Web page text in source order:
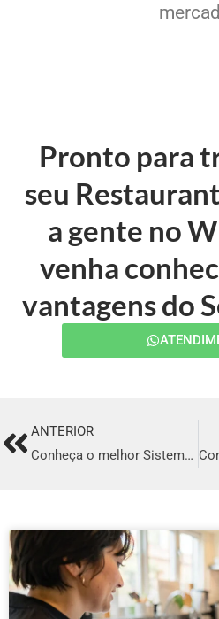
Pronto para
seu
a gente no
venha
vantagens do
PrevANTERIOR
Conheça o melhor Sistema para Delivery em Imperatriz